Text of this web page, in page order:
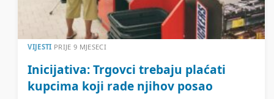
VIJESTI PRIJE 9 MJESECI
Inicijativa: Trgovci trebaju plaćati
kupcima koji rade njihov posao